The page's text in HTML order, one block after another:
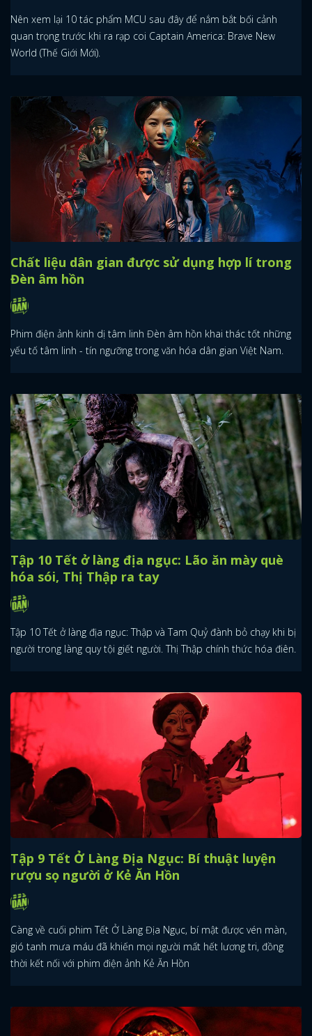
Nên xem lại 10 tác phẩm MCU sau đây để nắm bắt bối cảnh
quan trọng trước khi ra rạp coi Captain America: Brave New
World (Thế Giới Mới).
Chất liệu dân gian được sử dụng hợp lí trong
Đèn âm hồn
Phim điện ảnh kinh dị tâm linh Đèn âm hồn khai thác tốt những
yếu tố tâm linh - tín ngưỡng trong văn hóa dân gian Việt Nam.
Tập 10 Tết ở làng địa ngục: Lão ăn mày què
hóa sói, Thị Thập ra tay
Tập 10 Tết ở làng địa ngục: Thập và Tam Quỷ đành bỏ chạy khi bị
người trong làng quy tội giết người. Thị Thập chính thức hóa điên.
Tập 9 Tết Ở Làng Địa Ngục: Bí thuật luyện
rượu sọ người ở Kẻ Ăn Hồn
Càng về cuối phim Tết Ở Làng Địa Ngục, bí mật được vén màn,
gió tanh mưa máu đã khiến mọi người mất hết lương tri, đồng
thời kết nối với phim điện ảnh Kẻ Ăn Hồn